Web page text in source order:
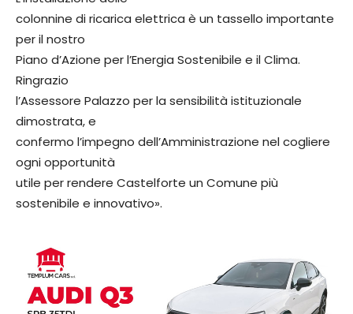
colonnine di ricarica elettrica è un tassello importante
per il nostro
Piano d’Azione per l’Energia Sostenibile e il Clima.
Ringrazio
l’Assessore Palazzo per la sensibilità istituzionale
dimostrata, e
confermo l’impegno dell’Amministrazione nel cogliere
ogni opportunità
utile per rendere Castelforte un Comune più
sostenibile e innovativo».